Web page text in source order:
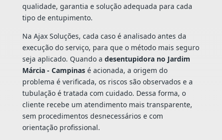
qualidade, garantia e solução adequada para cada
tipo de entupimento.
Na Ajax Soluções, cada caso é analisado antes da
execução do serviço, para que o método mais seguro
seja aplicado. Quando a desentupidora no Jardim
Márcia - Campinasé acionada, a origem do
problema é verificada, os riscos são observados e a
tubulação é tratada com cuidado. Dessa forma, o
cliente recebe um atendimento mais transparente,
sem procedimentos desnecessários e com
orientação profissional.